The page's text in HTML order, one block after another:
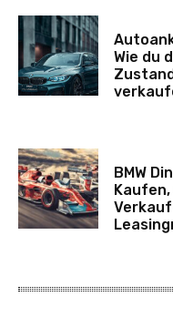
Wie du
BMW